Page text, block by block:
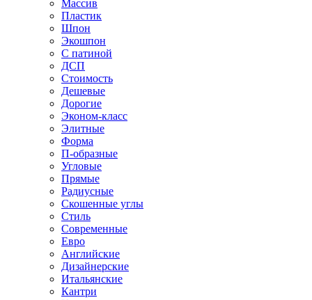
Массив
Пластик
Шпон
Экошпон
С патиной
ДСП
Стоимость
Дешевые
Дорогие
Эконом-класс
Элитные
Форма
П-образные
Угловые
Прямые
Радиусные
Скошенные углы
Стиль
Современные
Евро
Английские
Дизайнерские
Итальянские
Кантри